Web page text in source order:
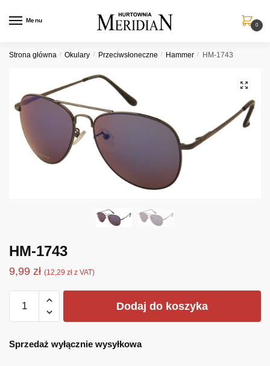
Menu
0
Strona główna / Okulary / Przeciwsłoneczne / Hammer / HM-1743
HM-1743
9,99 zł (12,29 zł z VAT)
HM-
Dodaj do koszyka
Sprzedaż wyłącznie wysyłkowa